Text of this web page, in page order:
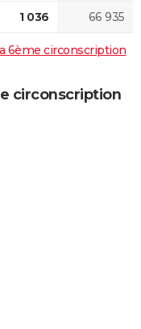
1 036 66 935
6ème circonscription
circonscription